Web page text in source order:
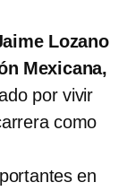
Lozano
Mexicana,
por vivir
como
en